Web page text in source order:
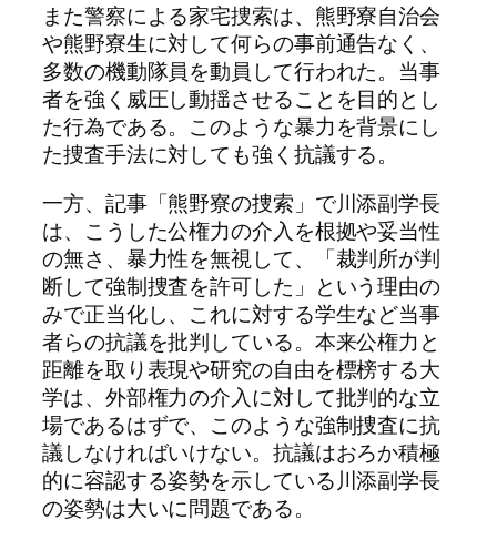
また警察による家宅捜索は、熊野寮自治会
や熊野寮生に対して何らの事前通告なく、
多数の機動隊員を動員して行われた。当事
者を強く威圧し動揺させることを目的とし
た行為である。このような暴力を背景にし
た捜査手法に対しても強く抗議する。
一方、記事「熊野寮の捜索」で川添副学長
は、こうした公権力の介入を根拠や妥当性
の無さ、暴力性を無視して、「裁判所が判
断して強制捜査を許可した」という理由の
みで正当化し、これに対する学生など当事
者らの抗議を批判している。本来公権力と
距離を取り表現や研究の自由を標榜する大
学は、外部権力の介入に対して批判的な立
場であるはずで、このような強制捜査に抗
議しなければいけない。抗議はおろか積極
的に容認する姿勢を示している川添副学長
の姿勢は大いに問題である。